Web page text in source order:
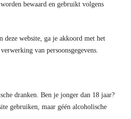
bewaard en gebruikt volgens
deze website, ga je akkoord met het
van persoonsgegevens.
dranken. Ben je jonger dan 18 jaar?
gebruiken, maar géén alcoholische